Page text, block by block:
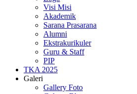
Visi Misi
Akademik
Sarana Prasarana
Alumni
Ekstrakurikuler
Guru & Staff
PIP
TKA 2025
Galeri
Gallery Foto